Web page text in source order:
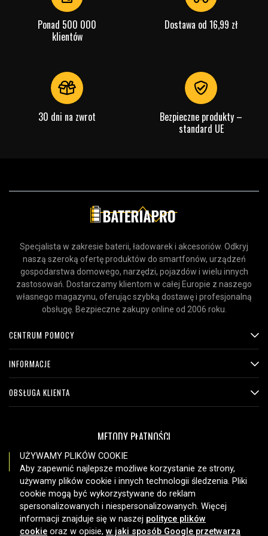
Typ produktu: Ładowarka ścienna
Marka:
Port ładowania:
Liczba wyjść:
Sprawdź, co oznaczają poszczególne parametry
Ponad 500 000
klientów
Dostawa od 16,99 zł
30 dni na zwrot
Bezpieczne produkty –
standard UE
Specjalista w zakresie baterii, ładowarek i akcesoriów. Odkryj
naszą szeroką ofertę produktów do smartfonów, urządzeń
gospodarstwa domowego, narzędzi, pojazdów i wielu innych
zastosowań. Dostarczamy klientom w całej Europie z naszego
własnego magazynu, oferując szybką dostawę i profesjonalną
obsługę. Bezpieczne zakupy online od 2006 roku.
CENTRUM POMOCY
INFORMACJE
OBSŁUGA KLIENTA
METODY PŁATNOŚCI
OPCJE DOSTAWY
UŻYWAMY PLIKÓW COOKIE
Aby zapewnić najlepsze możliwe korzystanie ze strony,
używamy plików cookie i innych technologii śledzenia. Pliki
cookie mogą być wykorzystywane do reklam
spersonalizowanych i niespersonalizowanych. Więcej
informacji znajduje się w naszej polityce plików
cookie oraz w opisie, w jaki sposób Google przetwarza